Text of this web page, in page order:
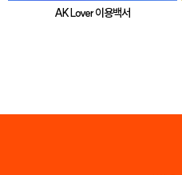
AK Lover 이용백서